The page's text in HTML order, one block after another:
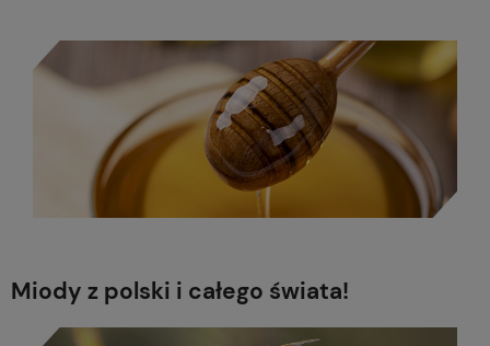
Miody z polski i całego świata!